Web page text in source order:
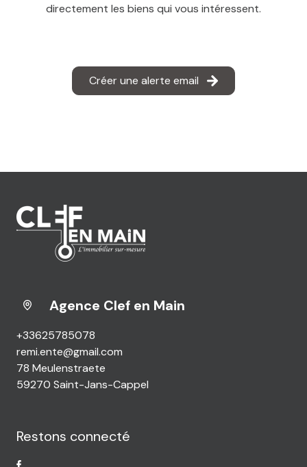
directement les biens qui vous intéressent.
Créer une alerte email
Agence Clef en Main
+33625785078
remi.ente@gmail.com
78 Meulenstraete
59270 Saint-Jans-Cappel
Restons connecté